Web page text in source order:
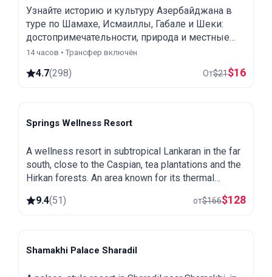
Узнайте историю и культуру Азербайджана в
туре по Шамахе, Исмаиллы, Габале и Шеки:
достопримечательности, природа и местные
традиции с нашим опытным гидом. Все
14 часов • Трансфер включён
4.7(298) От$21$16
Lankaran
Springs Wellness Resort
A wellness resort in subtropical Lankaran in the far
south, close to the Caspian, tea plantations and the
Hirkan forests. An area known for its thermal
9.4(51) от$166$128
Shamakhi
Shamakhi Palace Sharadil